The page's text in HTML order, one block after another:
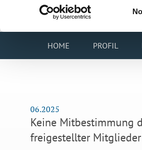
HOME PROFIL
06.2025
Keine Mitbestimmung
freigestellter Mitglieder